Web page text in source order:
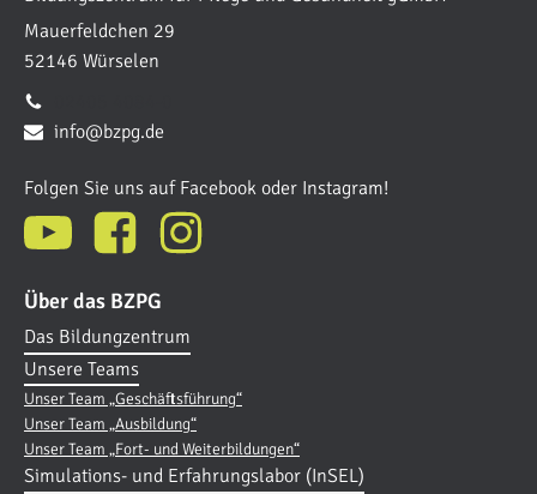
Mauerfeldchen 29
52146 Würselen
info@bzpg.de
Folgen Sie uns auf Facebook oder Instagram!
Über das BZPG
Das Bildungzentrum
Unsere Teams
Unser Team „Geschäftsführung“
Unser Team „Ausbildung“
Unser Team „Fort- und Weiterbildungen“
Simulations- und Erfahrungslabor (InSEL)